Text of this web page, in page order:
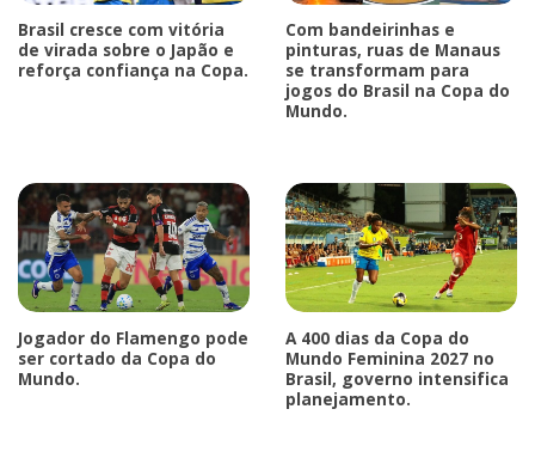
Brasil cresce com vitória
de virada sobre o Japão e
reforça confiança na Copa.
Com bandeirinhas e
pinturas, ruas de Manaus
se transformam para
jogos do Brasil na Copa do
Mundo.
Jogador do Flamengo pode
ser cortado da Copa do
Mundo.
A 400 dias da Copa do
Mundo Feminina 2027 no
Brasil, governo intensifica
planejamento.